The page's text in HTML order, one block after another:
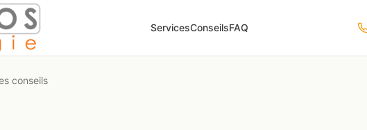
ServicesConseilsFAQ
conseils